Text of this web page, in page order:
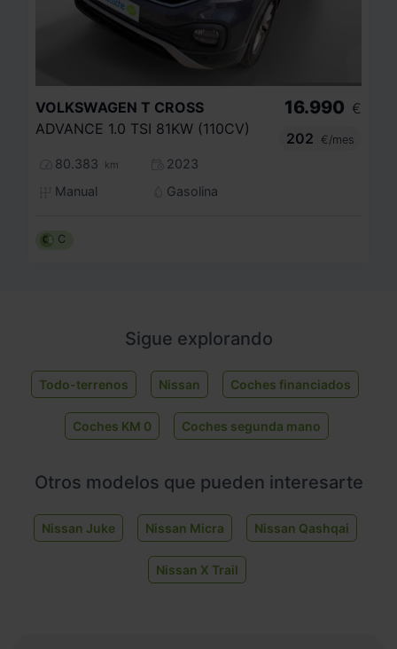
VOLKSWAGEN T CROSS
ADVANCE 1.0 TSI 81KW (110CV)
80.383 km
2023
Manual
Gasolina
16.990 €
202
€/mes
C
Sigue explorando
Todo-terrenos Nissan Coches financiados
Coches KM 0 Coches segunda mano
Otros modelos que pueden interesarte
Nissan Juke Nissan Micra Nissan Qashqai
Nissan X Trail